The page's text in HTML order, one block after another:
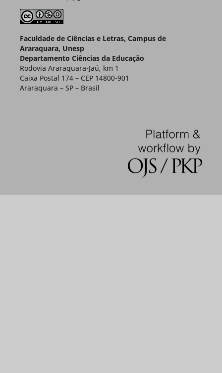
Faculdade de Ciências e Letras, Campus de
Araraquara, Unesp
Departamento Ciências da Educação
Rodovia Araraquara-Jaú, km 1
Caixa Postal 174 – CEP 14800-901
Araraquara – SP – Brasil